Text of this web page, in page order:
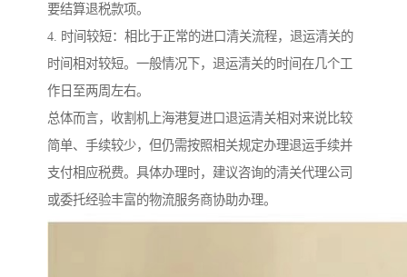
要结算退税款项。
4. 时间较短：相比于正常的进口清关流程，退运清关的
时间相对较短。一般情况下，退运清关的时间在几个工
作日至两周左右。
总体而言，收割机上海港复进口退运清关相对来说比较
简单、手续较少，但仍需按照相关规定办理退运手续并
支付相应税费。具体办理时，建议咨询的清关代理公司
或委托经验丰富的物流服务商协助办理。